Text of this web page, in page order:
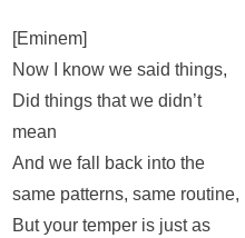
[Eminem]
Now I know we said things,
Did things that we didn’t
mean
And we fall back into the
same patterns, same routine,
But your temper is just as